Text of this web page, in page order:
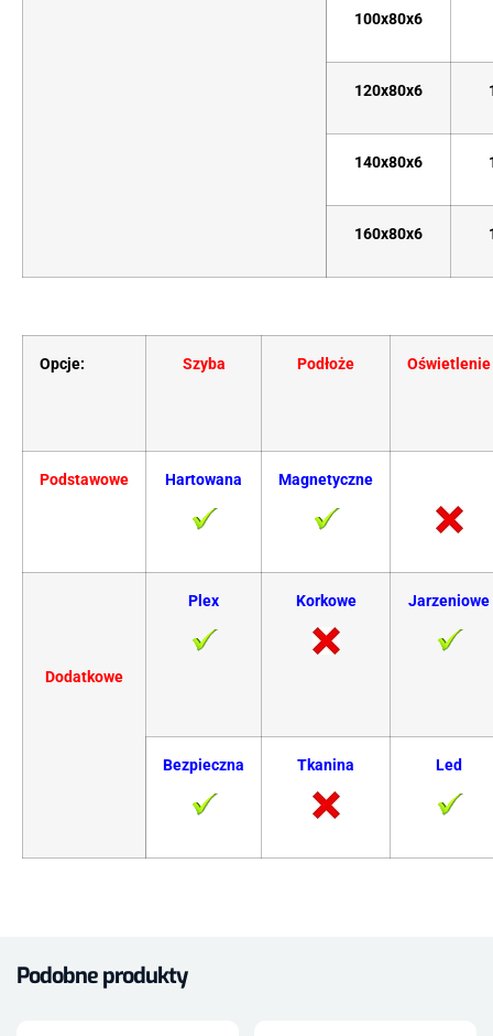
100x80x6
120x80x6
140x80x6
160x80x6
Opcje: Szyba Podłoże Oświetlenie
Podstawowe Hartowana Magnetyczne
Dodatkowe
Plex Korkowe Jarzeniowe
Bezpieczna Tkanina Led
Podobne produkty